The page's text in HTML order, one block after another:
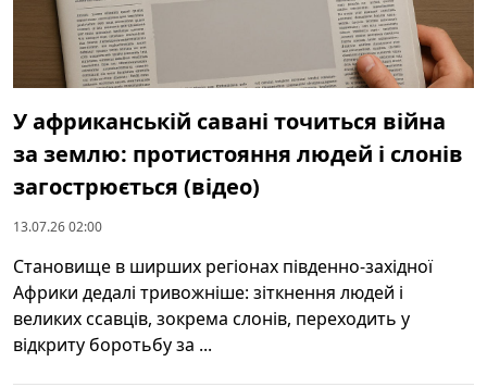
У африканській савані точиться війна
за землю: протистояння людей і слонів
загострюється (відео)
13.07.26 02:00
Становище в ширших регіонах південно-західної
Африки дедалі тривожніше: зіткнення людей і
великих ссавців, зокрема слонів, переходить у
відкриту боротьбу за ...